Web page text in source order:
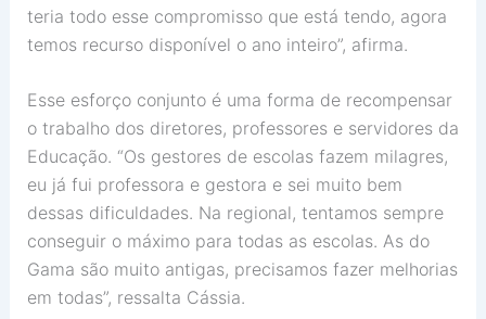
teria todo esse compromisso que está tendo, agora
temos recurso disponível o ano inteiro”, afirma.
Esse esforço conjunto é uma forma de recompensar
o trabalho dos diretores, professores e servidores da
Educação. “Os gestores de escolas fazem milagres,
eu já fui professora e gestora e sei muito bem
dessas dificuldades. Na regional, tentamos sempre
conseguir o máximo para todas as escolas. As do
Gama são muito antigas, precisamos fazer melhorias
em todas”, ressalta Cássia.